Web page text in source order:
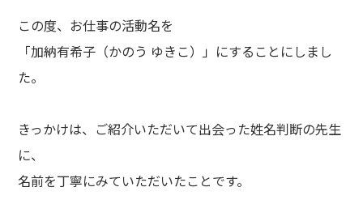
この度、お仕事の活動名を
「加納有希子（かのう ゆきこ）」にすることにしまし
た。
きっかけは、ご紹介いただいて出会った姓名判断の先生
に、
名前を丁寧にみていただいたことです。